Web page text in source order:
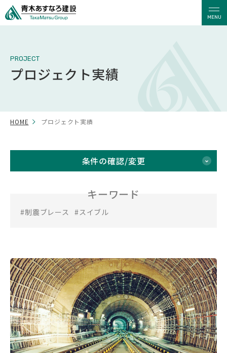
MENU
PROJECT
プロジェクト実績
HOME プロジェクト実績
条件の確認/変更
キーワード
#制震ブレース #スイブル